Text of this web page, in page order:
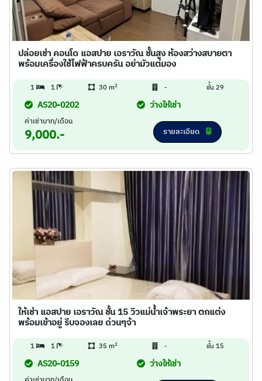
ปล่อยเช่า คอนโด แอสปาย เอราวัณ ชั้นสูง ห้องสว่างสบายตา
พร้อมเครื่องใช้ไฟฟ้าครบครัน อย่ามัวแต่มอง
1 1 30 m2 - ชั้น 29
AS20-0202 ว่างให้เช่า
ค่าเช่าบาท/เดือน
9,000.- รายละเอียด
ให้เช่า แอสปาย เอราวัณ ชั้น 15 วิวแม่น้ำเจ้าพระยา ตกแต่ง
พร้อมเข้าอยู่ รีบจองเลย ด่วนๆจ้า
1 1 35 m2 - ชั้น 15
AS20-0159 ว่างให้เช่า